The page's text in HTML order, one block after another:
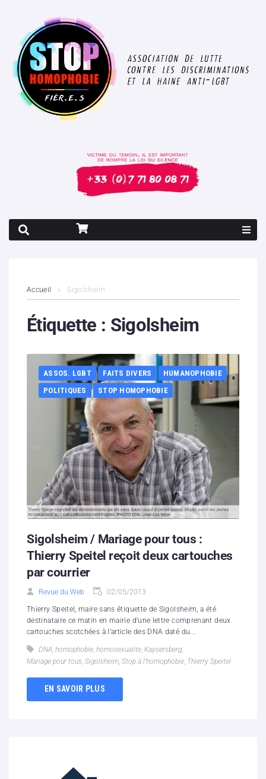
Contenus litigieux
Boutique
Hébergement solidaire
Accueil Sigolsheim
Étiquette : Sigolsheim
ASSOS. LGBT FAITS DIVERS
HUMANOPHOBIE
POLITIQUES
STOP HOMOPHOBIE
Sigolsheim / Mariage pour tous :
Thierry Speitel reçoit deux cartouches
par courrier
Revue du Web 02/05/2013
Thierry Speitel, maire sans étiquette de Sigolsheim, a été
destinataire ce matin en mairie d’une lettre comprenant deux
cartouches scotchées à l’article des DNA daté du...
DNA homophobie homosexualite Kaysersberg
Mariage pour tous Sigolsheim Stop à l’homophobie Thierry Speitel
EN SAVOIR PLUS